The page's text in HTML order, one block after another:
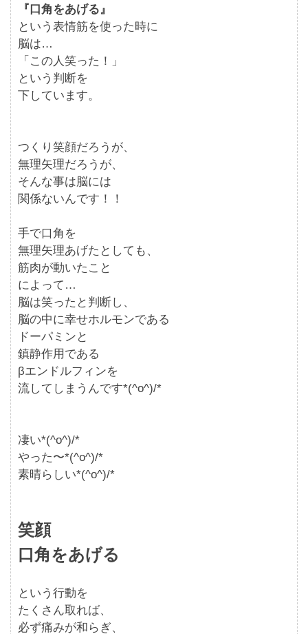
『口角をあげる』
という表情筋を使った時に
脳は…
「この人笑った！」
という判断を
下しています。
つくり笑顔だろうが、
無理矢理だろうが、
そんな事は脳には
関係ないんです！！
手で口角を
無理矢理あげたとしても、
筋肉が動いたこと
によって…
脳は笑ったと判断し、
脳の中に幸せホルモンである
ドーパミンと
鎮静作用である
βエンドルフィンを
流してしまうんです*(^o^)/*
凄い*(^o^)/*
やった〜*(^o^)/*
素晴らしい*(^o^)/*
笑顔
口角をあげる
という行動を
たくさん取れば、
必ず痛みが和らぎ、